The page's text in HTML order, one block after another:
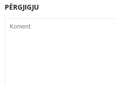
PËRGJIGJU